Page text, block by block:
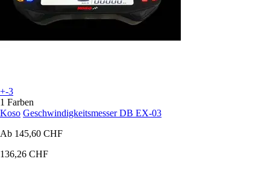
+-3
1 Farben
Koso Geschwindigkeitsmesser DB EX-03
Ab 145,60 CHF
136,26 CHF